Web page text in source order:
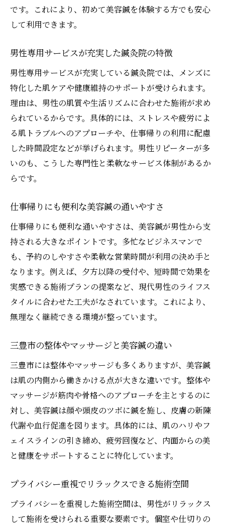
です。これにより、初めて美容鍼を体験する方でも安心
して利用できます。
男性専用サービスが充実した鍼灸院の特徴
男性専用サービスが充実している鍼灸院では、メンズに
特化した肌ケアや健康維持のサポートが受けられます。
理由は、男性の肌質や生活リズムに合わせた施術が求め
られているからです。具体的には、ストレスや疲労によ
る肌トラブルへのアプローチや、仕事帰りの利用に配慮
した時間設定などが挙げられます。男性リピーターが多
いのも、こうした専門性と柔軟なサービス体制があるか
らです。
仕事帰りにも便利な美容鍼の通いやすさ
仕事帰りにも便利な通いやすさは、美容鍼が男性から支
持される大きなポイントです。多忙なビジネスマンで
も、予約のしやすさや柔軟な営業時間が利用の決め手と
なります。例えば、夕方以降の受付や、短時間で効果を
実感できる施術プランの提案など、現代男性のライフス
タイルに合わせた工夫がなされています。これにより、
無理なく継続できる環境が整っています。
三豊市の整体やマッサージと美容鍼の違い
三豊市には整体やマッサージも多くありますが、美容鍼
は肌の内側から働きかける点が大きな違いです。整体や
マッサージが筋肉や骨格へのアプローチを主とするのに
対し、美容鍼は顔や頭皮のツボに鍼を施し、皮膚の新陳
代謝や血行促進を図ります。具体的には、肌のハリやフ
ェイスラインの引き締め、疲労回復など、内面からの美
と健康をサポートすることに特化しています。
プライバシー重視でリラックスできる施術空間
プライバシーを重視した施術空間は、男性がリラックス
して施術を受けられる重要な要素です。個室や仕切りの